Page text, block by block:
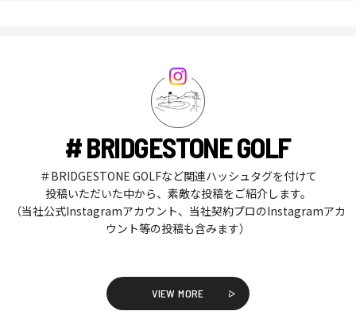
# BRIDGESTONE GOLF
＃BRIDGESTONE GOLFなど関連ハッシュタグを付けて
投稿いただいた中から、素敵な投稿をご紹介します。
（当社公式Instagramアカウント、当社契約プロのInstagramアカ
ウント等の投稿も含みます）
VIEW MORE